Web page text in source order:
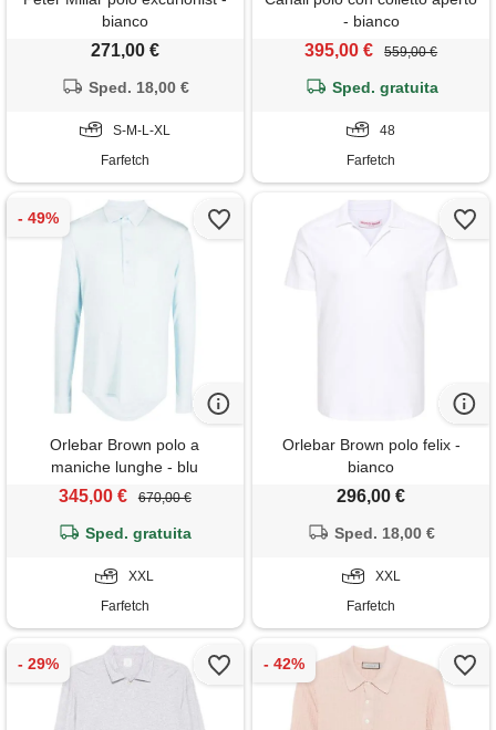
bianco
271,00 €
Sped. 18,00 €
S-M-L-XL
Farfetch
- bianco
395,00 € 559,00 €
Sped. gratuita
48
Farfetch
Orlebar Brown polo a
maniche lunghe - blu
345,00 € 670,00 €
Sped. gratuita
XXL
Farfetch
Orlebar Brown polo felix -
bianco
296,00 €
Sped. 18,00 €
XXL
Farfetch